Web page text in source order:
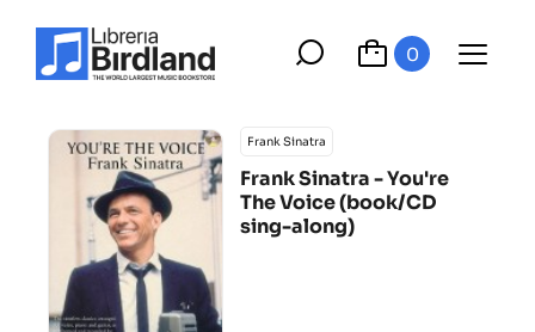
0
Frank Sinatra
Frank Sinatra - You're
The Voice (book/CD
sing-along)